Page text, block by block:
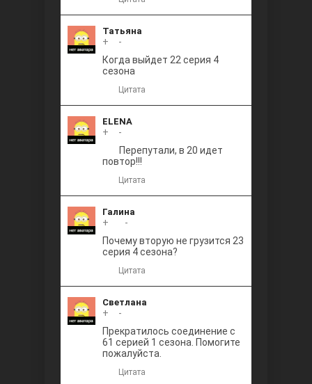
Татьяна
+
-
Когда выйдет 22 серия 4
сезона
Цитата
ELENA
+
-
Перепутали, в 20 идет
повтор!!!
Цитата
Галина
+
-
Почему вторую не грузится 23
серия 4 сезона?
Цитата
Светлана
+
-
Прекратилось соединение с
61 серией 1 сезона. Помогите
пожалуйста.
Цитата